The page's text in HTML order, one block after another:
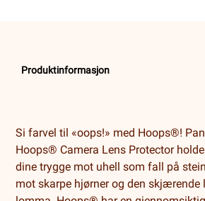
Produktinformasjon
Si farvel til «oops!» med Hoops®!
Hoops® Camera Lens Protector
dine trygge mot uhell som fall på
mot skarpe hjørner og den skjærende